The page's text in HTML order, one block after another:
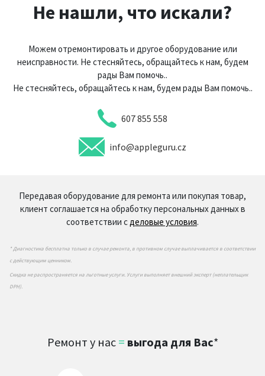
Не нашли, что искали?
Можем отремонтировать и другое оборудование или
неисправности. Не стесняйтесь, обращайтесь к нам, будем
рады Вам помочь..
Не стесняйтесь, обращайтесь к нам, будем рады Вам помочь..
607 855 558
info@appleguru.cz
Передавая оборудование для ремонта или покупая товар,
клиент соглашается на обработку персональных данных в
соответствии сделовые условия.
* Диагностика бесплатна только в случае ремонта, в противном случае выплачивается в соответствии
с действующим ценником.
Скидка не распространяется на льготные услуги. Услуги выполняет внешний эксперт (неплательщик
DPH).
Ремонт у нас = выгода для Вас*